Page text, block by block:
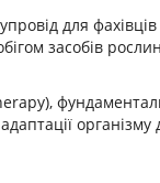
для
засобів